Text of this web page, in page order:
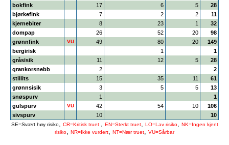
bokfink
17 6 5
28
bjørkefink
7 2 2
11
kjernebiter
8 23 1
32
dompap
26 52 20
98
grønnfink
VU 49 80 20
149
bergirisk
1
1
gråsisik
11 12 5
28
grankorsnebb
2
2
stillits
15 35 11
61
grønnsisik
3 5 5
13
snøspurv
1
1
gulspurv
VU 42 54 10
106
sivspurv
10 10
SE=Svært høy risiko, CR=Kritisk truet , EN=Sterkt truet, LO=Lav risiko, NK=Ingen kjent
risiko, NR=Ikke vurdert, NT=Nær truet, VU=Sårbar